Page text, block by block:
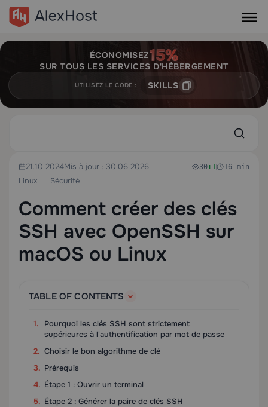
ÉCONOMISEZ
SUR TOUS LES SERVICES D'HÉBERGEMENT
UTILISEZ LE CODE : SKILLS
21.10.2024Mis à jour : 30.06.2026
Linux
Sécurité
30+1 16 min
Comment créer des clés
SSH avec OpenSSH sur
macOS ou Linux
TABLE OF CONTENTS
Pourquoi les clés SSH sont strictement
supérieures à l'authentification par mot de passe
Choisir le bon algorithme de clé
Prérequis
Étape 1 : Ouvrir un terminal
Étape 2 : Générer la paire de clés SSH